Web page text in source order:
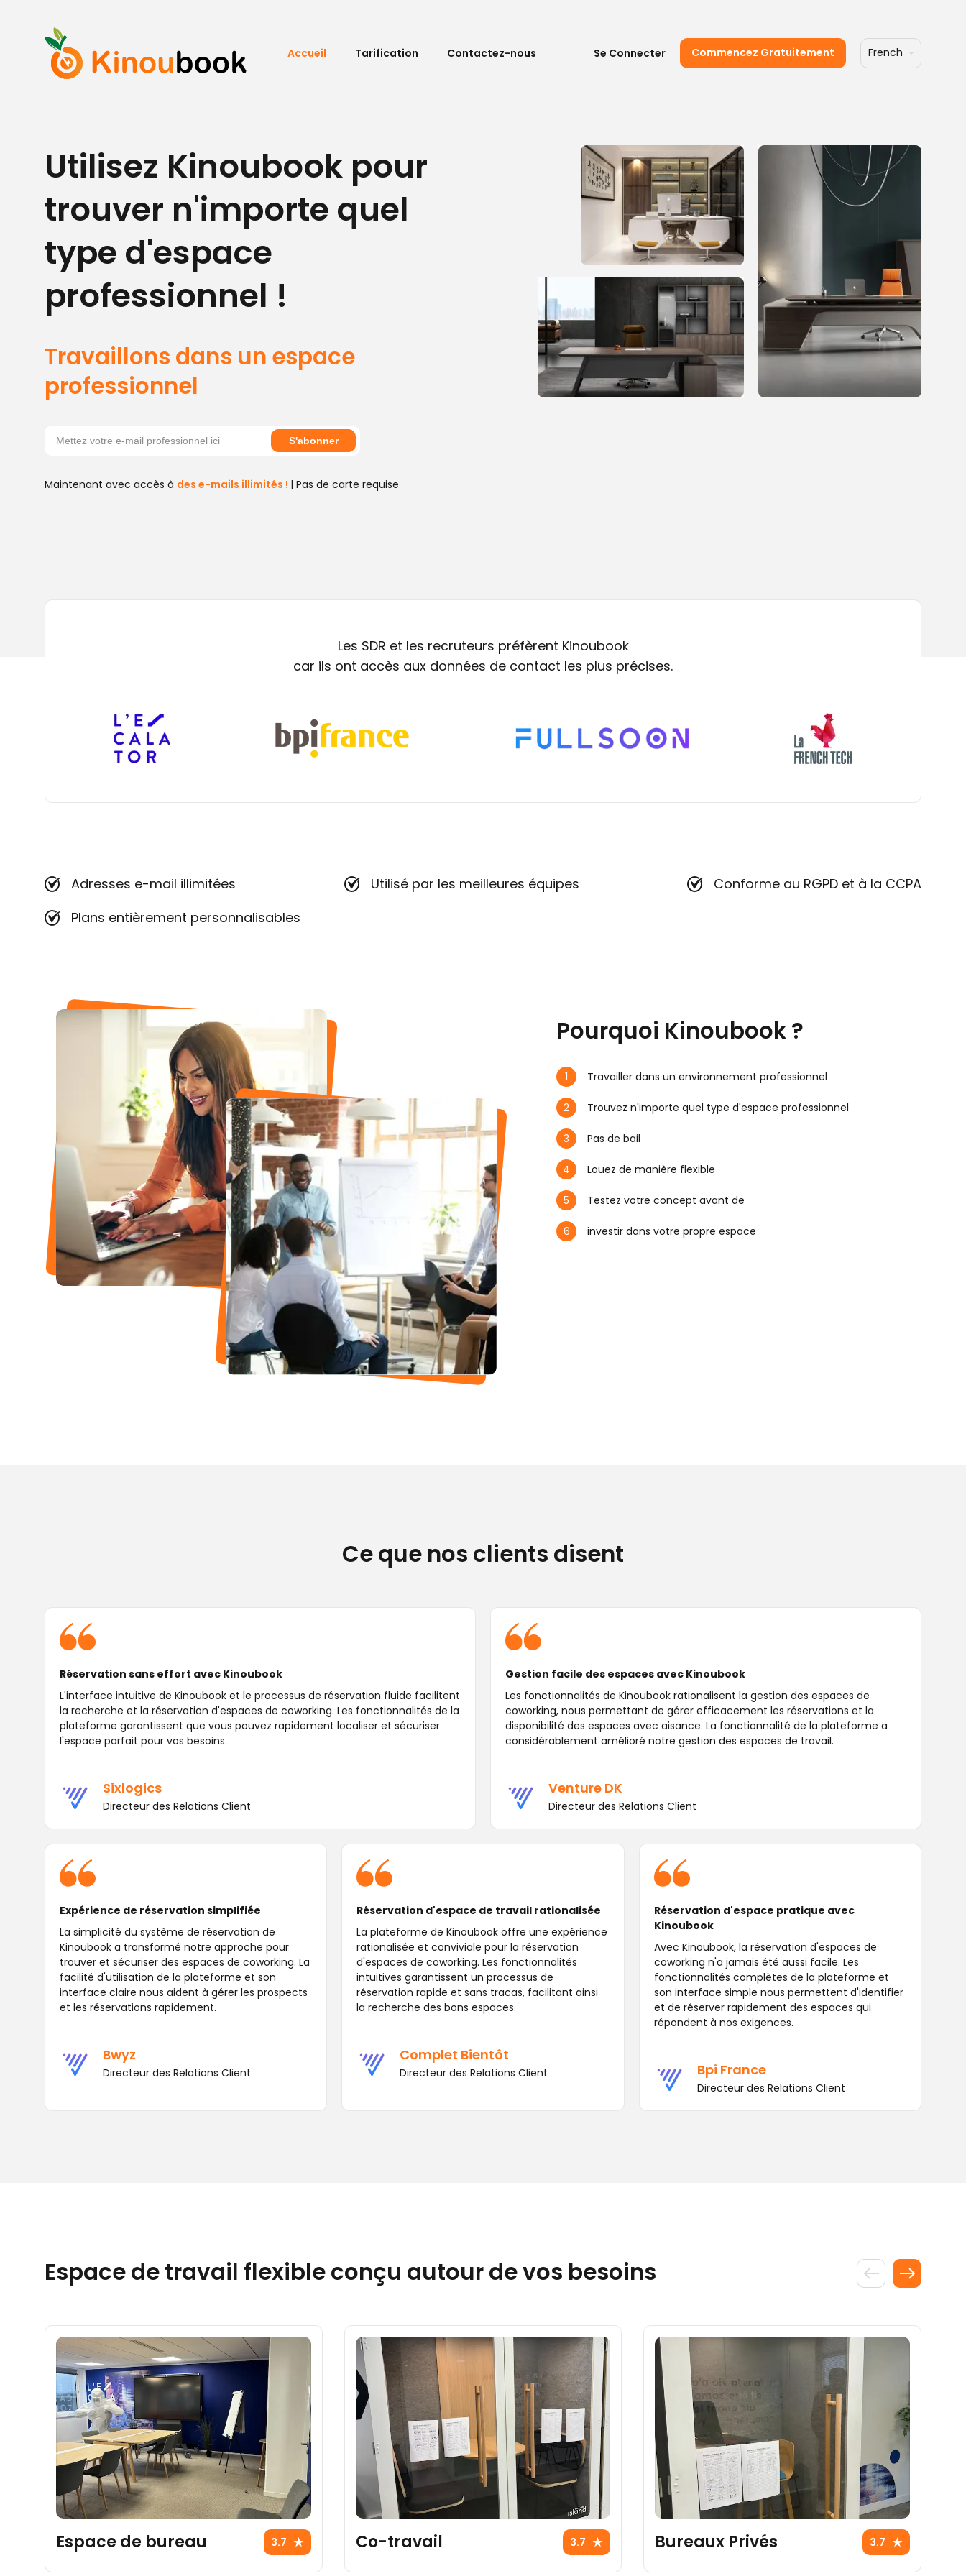
Accueil Tarification Contactez-nous Se Connecter Commencez Gratuitement French
Utilisez Kinoubook pour
trouver n'importe quel
type d'espace
professionnel !
Travaillons dans un espace
professionnel
S'abonner
Maintenant avec accès à des e-mails illimités ! | Pas de carte requise
Les SDR et les recruteurs préfèrent Kinoubook
car ils ont accès aux données de contact les plus précises.
Adresses e-mail illimitées Utilisé par les meilleures équipes
Conforme au RGPD et à la CCPA
Plans entièrement personnalisables
Pourquoi Kinoubook ?
Travailler dans un environnement professionnel
Trouvez n'importe quel type d'espace professionnel
Pas de bail
Louez de manière flexible
Testez votre concept avant de
investir dans votre propre espace
Ce que nos clients disent
Réservation sans effort avec Kinoubook
L'interface intuitive de Kinoubook et le processus de réservation fluide facilitent
la recherche et la réservation d'espaces de coworking. Les fonctionnalités de la
plateforme garantissent que vous pouvez rapidement localiser et sécuriser
l'espace parfait pour vos besoins.
Sixlogics
Directeur des Relations Client
Gestion facile des espaces avec Kinoubook
Les fonctionnalités de Kinoubook rationalisent la gestion des espaces de
coworking, nous permettant de gérer efficacement les réservations et la
disponibilité des espaces avec aisance. La fonctionnalité de la plateforme a
considérablement amélioré notre gestion des espaces de travail.
Venture DK
Directeur des Relations Client
Expérience de réservation simplifiée
La simplicité du système de réservation de
Kinoubook a transformé notre approche pour
trouver et sécuriser des espaces de coworking. La
facilité d'utilisation de la plateforme et son
interface claire nous aident à gérer les prospects
et les réservations rapidement.
Bwyz
Directeur des Relations Client
Réservation d'espace de travail rationalisée
La plateforme de Kinoubook offre une expérience
rationalisée et conviviale pour la réservation
d'espaces de coworking. Les fonctionnalités
intuitives garantissent un processus de
réservation rapide et sans tracas, facilitant ainsi
la recherche des bons espaces.
Complet Bientôt
Directeur des Relations Client
Réservation d'espace pratique avec
Kinoubook
Avec Kinoubook, la réservation d'espaces de
coworking n'a jamais été aussi facile. Les
fonctionnalités complètes de la plateforme et
son interface simple nous permettent d'identifier
et de réserver rapidement des espaces qui
répondent à nos exigences.
Bpi France
Directeur des Relations Client
Espace de travail flexible conçu autour de vos besoins
Espace de bureau 3.7 Co-travail 3.7 Bureaux Privés 3.7